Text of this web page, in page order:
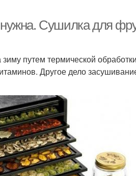
Сушилка для
путем термической
Другое дело